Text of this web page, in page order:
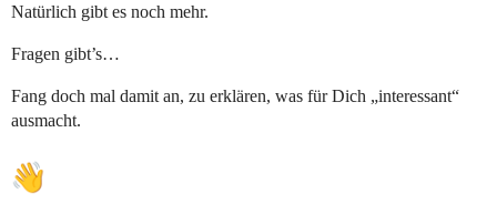
Natürlich gibt es noch mehr.
Fragen gibt’s…
Fang doch mal damit an, zu erklären, was für Dich „interessant“
ausmacht.